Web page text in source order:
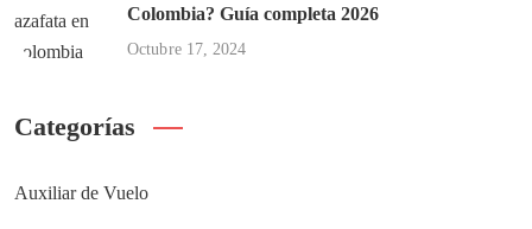
Colombia? Guía completa 2026
Octubre 17, 2024
Categorías
Auxiliar de Vuelo